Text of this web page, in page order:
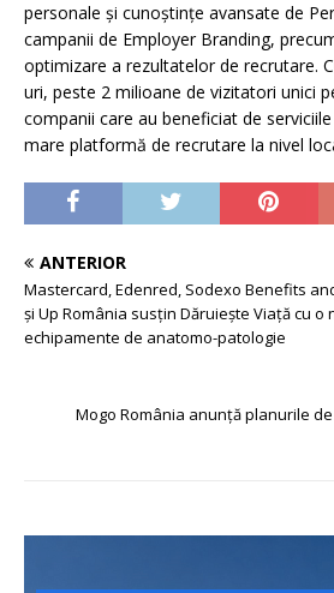
personale și cunoștințe avansate de
campanii de Employer Branding,
optimizare a rezultatelor de recrutare.
uri, peste 2 milioane de vizitatori unici
companii care au beneficiat de
mare platformă de recrutare la nivel
ANTERIOR
Mastercard, Edenred, Sodexo Benefits
și Up România susțin Dăruiește Viață cu o
echipamente de anatomo-patologie
Mogo România anunță planurile